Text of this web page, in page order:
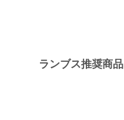
ランブス推奨商品